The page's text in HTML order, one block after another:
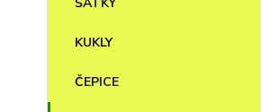
KUKLY
ČEPICE